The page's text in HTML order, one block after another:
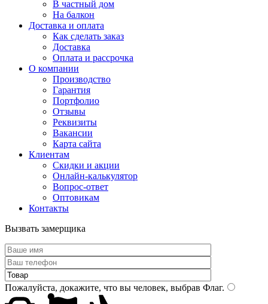
В частный дом
На балкон
Доставка и оплата
Как сделать заказ
Доставка
Оплата и рассрочка
О компании
Производство
Гарантия
Портфолио
Отзывы
Реквизиты
Вакансии
Карта сайта
Клиентам
Скидки и акции
Онлайн-калькулятор
Вопрос-ответ
Оптовикам
Контакты
Вызвать замерщика
Пожалуйста, докажите, что вы человек, выбрав Флаг.